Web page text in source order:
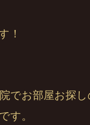
！
お部屋お探し
す。